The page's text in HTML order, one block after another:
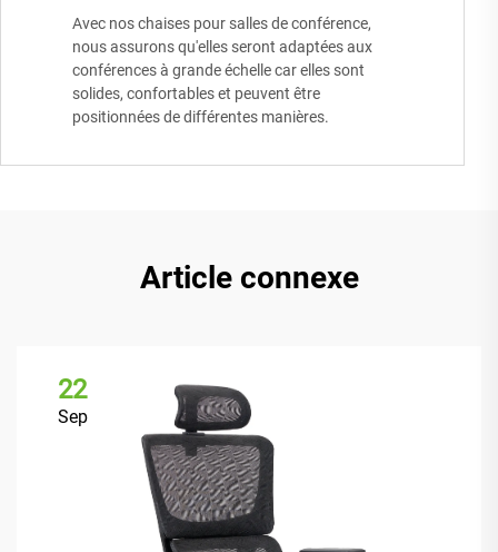
Avec nos chaises pour salles de conférence,
nous assurons qu'elles seront adaptées aux
conférences à grande échelle car elles sont
solides, confortables et peuvent être
positionnées de différentes manières.
Article connexe
22
Sep